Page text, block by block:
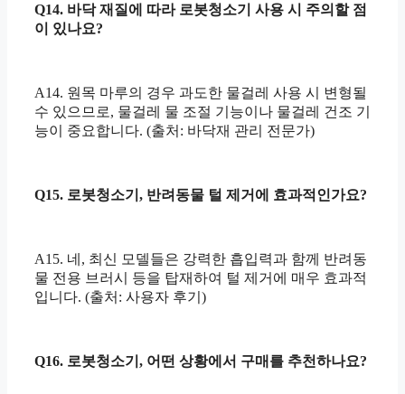
Q14. 바닥 재질에 따라 로봇청소기 사용 시 주의할 점
이 있나요?
A14. 원목 마루의 경우 과도한 물걸레 사용 시 변형될
수 있으므로, 물걸레 물 조절 기능이나 물걸레 건조 기
능이 중요합니다. (출처: 바닥재 관리 전문가)
Q15. 로봇청소기, 반려동물 털 제거에 효과적인가요?
A15. 네, 최신 모델들은 강력한 흡입력과 함께 반려동
물 전용 브러시 등을 탑재하여 털 제거에 매우 효과적
입니다. (출처: 사용자 후기)
Q16. 로봇청소기, 어떤 상황에서 구매를 추천하나요?